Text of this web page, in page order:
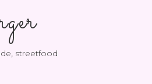
, streetfood